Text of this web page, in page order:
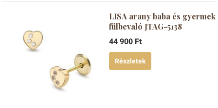
LISA arany baba és gyermek
fülbevaló JTAG-5138
44 900 Ft
Részletek